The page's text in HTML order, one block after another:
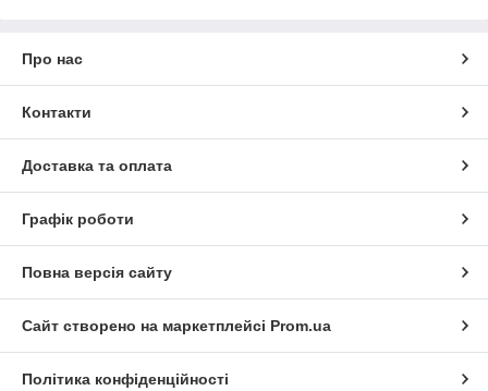
Про нас
Контакти
Доставка та оплата
Графік роботи
Повна версія сайту
Сайт створено на маркетплейсі Prom.ua
Політика конфіденційності